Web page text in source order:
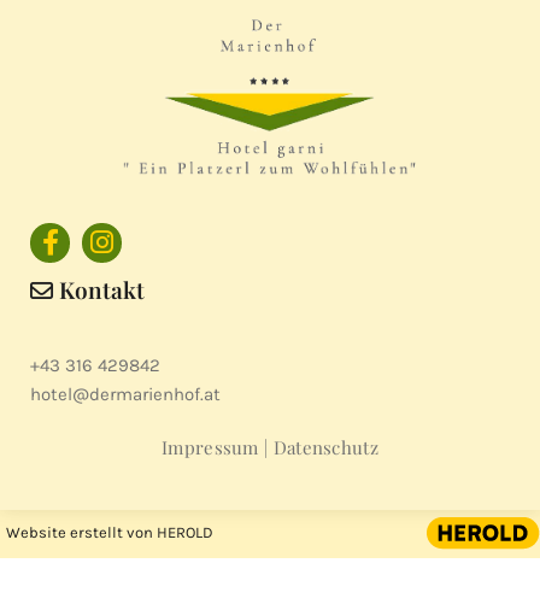
 Kontakt
+43 316 429842
hotel@dermarienhof.at
Impressum | Datenschutz
Website erstellt von HEROLD